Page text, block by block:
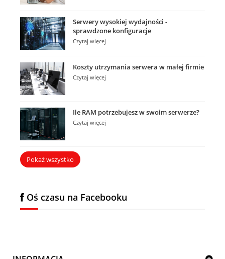
Serwery wysokiej wydajności -
sprawdzone konfiguracje
Czytaj więcej
Koszty utrzymania serwera w małej firmie
Czytaj więcej
Ile RAM potrzebujesz w swoim serwerze?
Czytaj więcej
Pokaż wszystko
Oś czasu na Facebooku